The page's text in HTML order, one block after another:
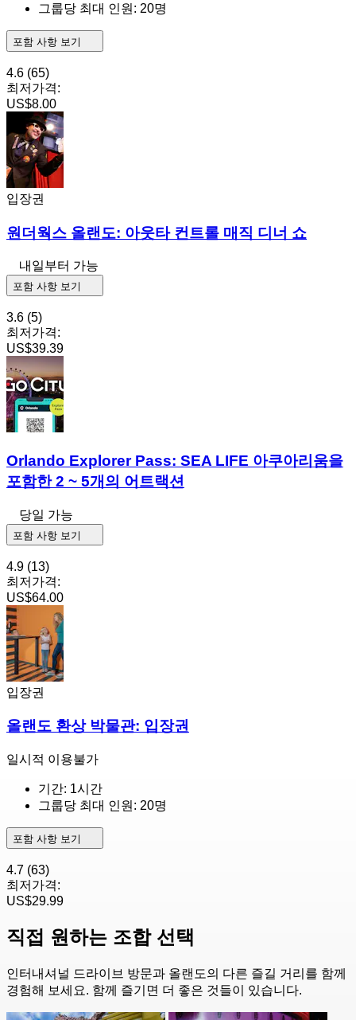
그룹당 최대 인원: 20명
포함 사항 보기
4.6 (65)
최저가격:
US$8.00
입장권
원더웍스 올랜도: 아웃타 컨트롤 매직 디너 쇼
내일부터 가능
포함 사항 보기
3.6 (5)
최저가격:
US$39.39
Orlando Explorer Pass: SEA LIFE 아쿠아리움을
포함한 2 ~ 5개의 어트랙션
당일 가능
포함 사항 보기
4.9 (13)
최저가격:
US$64.00
입장권
올랜도 환상 박물관: 입장권
일시적 이용불가
기간: 1시간
그룹당 최대 인원: 20명
포함 사항 보기
4.7 (63)
최저가격:
US$29.99
직접 원하는 조합 선택
인터내셔널 드라이브 방문과 올랜도의 다른 즐길 거리를 함께
경험해 보세요. 함께 즐기면 더 좋은 것들이 있습니다.